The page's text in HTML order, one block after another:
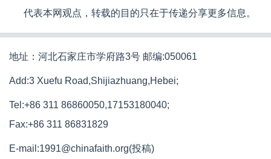
代表本网观点，转载的目的只在于传递分享更多信息。
地址：河北石家庄市学府路3号 邮编:050061
Add:3 Xuefu Road,Shijiazhuang,Hebei;
Tel:+86 311 86860050,17153180040;
Fax:+86 311 86831829
E-mail:1991@chinafaith.org(投稿)